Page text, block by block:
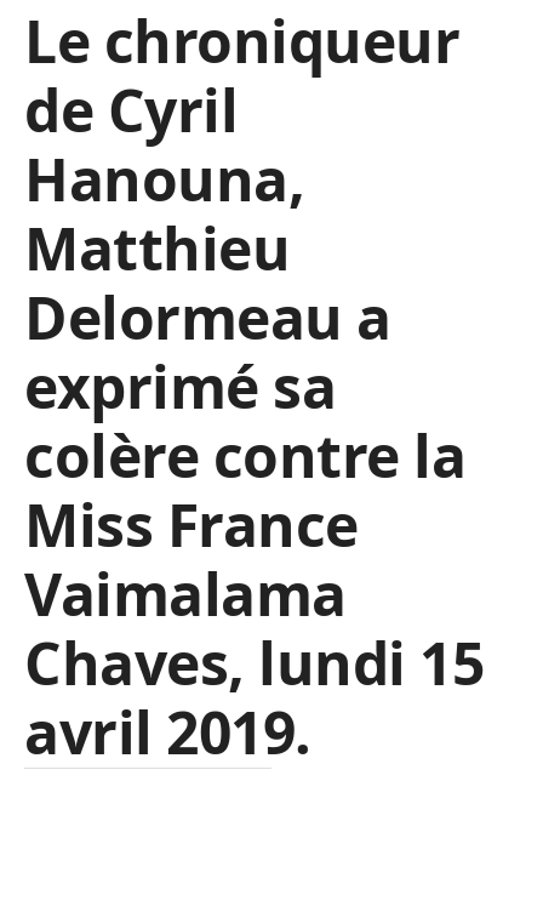
Le chroniqueur
de Cyril
Hanouna,
Matthieu
Delormeau a
exprimé sa
colère contre la
Miss France
Vaimalama
Chaves, lundi 15
avril 2019.